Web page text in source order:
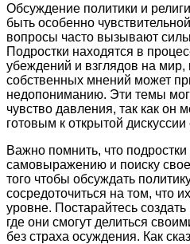
Обсуждение политики и
быть особенно
вопросы часто вызывают
Подростки находятся в
убеждений и взглядов на
собственных мнений может
недопониманию. Эти темы
чувство давления, так как он
готовым к открытой
Важно помнить, что подростки
самовыражению и поиску
того чтобы обсуждать
сосредоточиться на том, что
уровне. Постарайтесь
где они смогут делиться
без страха осуждения. Как